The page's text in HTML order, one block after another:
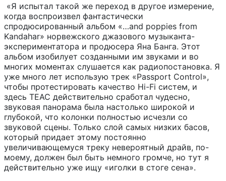
«Я испытал такой же переход в другое измерение,
когда воспроизвел фантастически
спродюсированный альбом «…and poppies from
Kandahar» норвежского джазового музыканта-
экспериментатора и продюсера Яна Банга. Этот
альбом изобилует созданными им звуками и во
многих моментах слушается как радиопостановка. Я
уже много лет использую трек «Passport Control»,
чтобы протестировать качество Hi-Fi систем, и
здесь TEAC действительно сработал чудесно,
звуковая панорама была настолько широкой и
глубокой, что колонки полностью исчезли со
звуковой сцены. Только слой самых низких басов,
который придает этому постоянно
увеличивающемуся треку невероятный драйв, по-
моему, должен был быть немного громче, но тут я
действительно уже ищу «иголки в стоге сена».